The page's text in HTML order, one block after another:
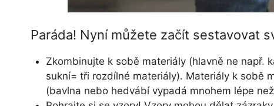
Paráda! Nyní můžete začít sestavovat
Zkombinujte k sobě materiály (hlavně ne např.
sukní= tři rozdílné materiály). Materiály k sobě
(bavlna nebo hedvábí vypadá mnohem lépe